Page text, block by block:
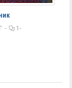
-
1-